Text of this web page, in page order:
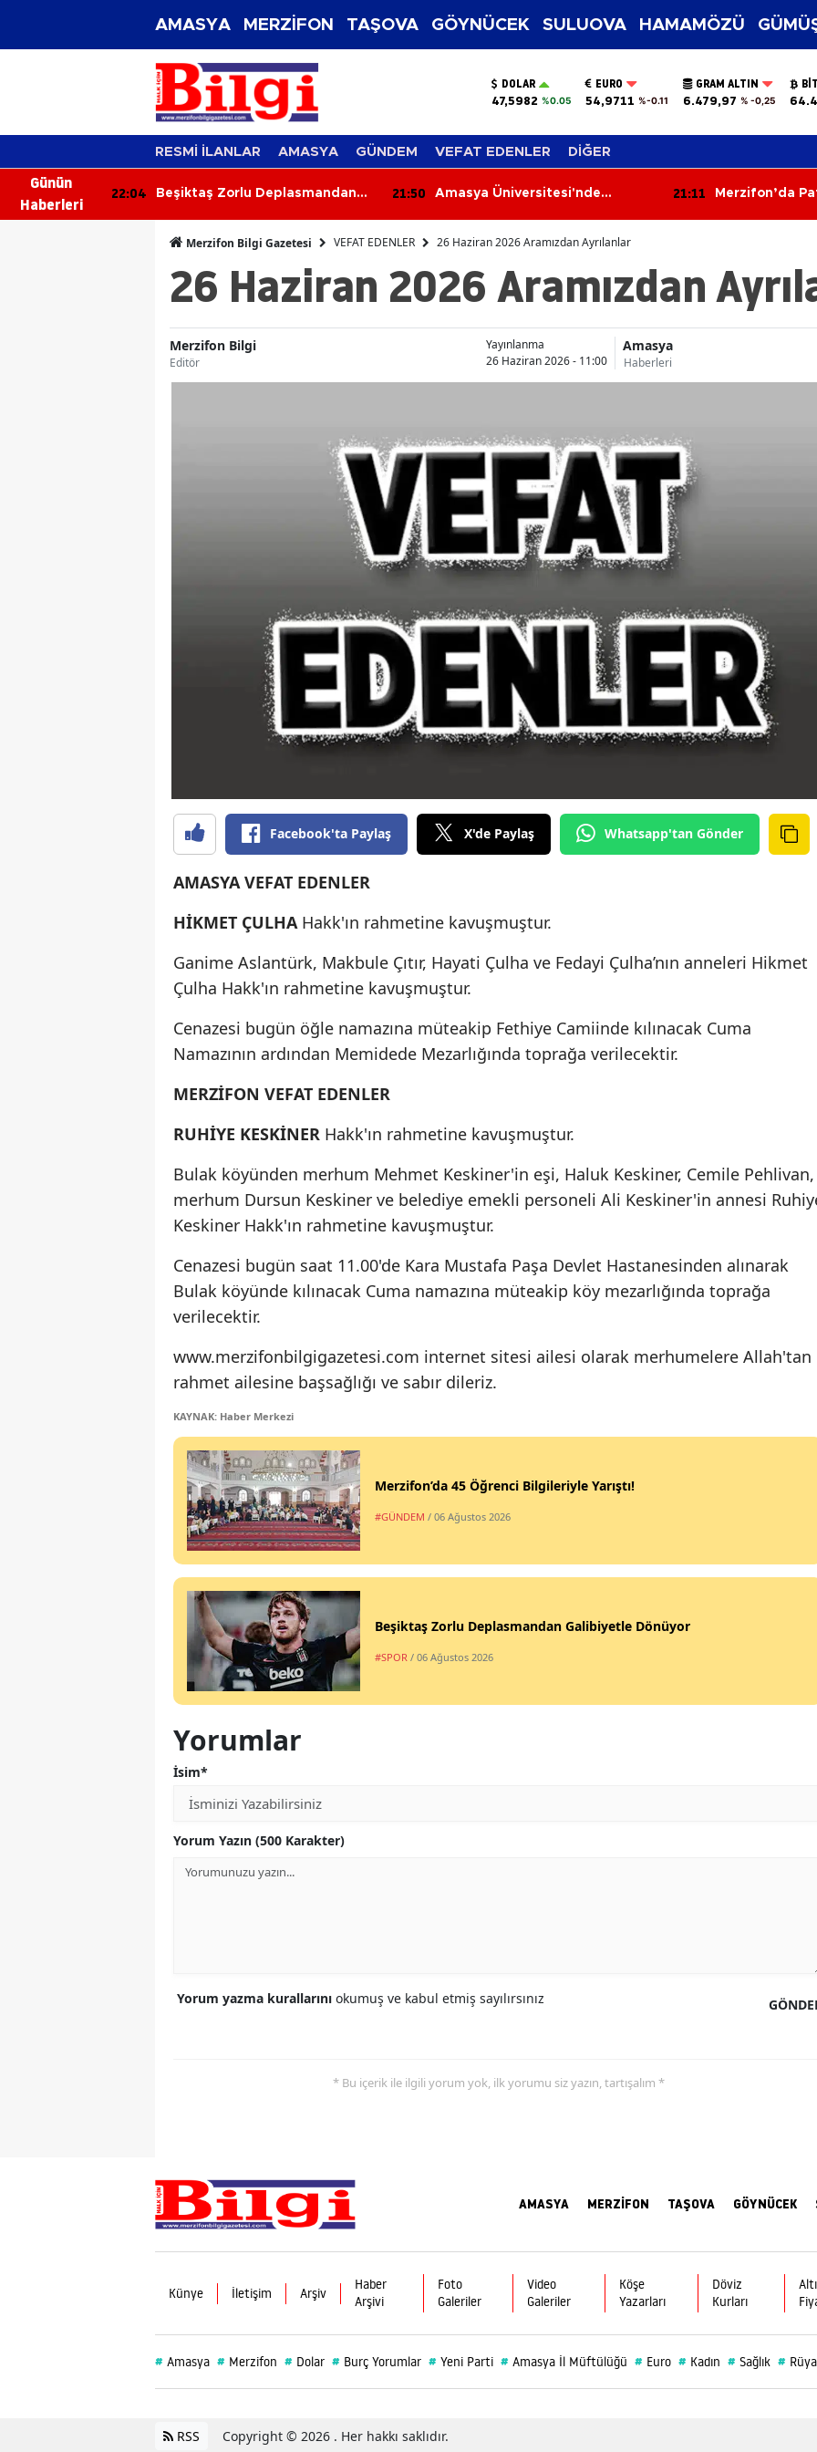
AMASYA MERZİFON TAŞOVA GÖYNÜCEK SULUOVA HAMAMÖZÜ
DOLAR
47,5982 %0.05
EURO
54,9711 %-0.11
GRAM ALTIN
6.479,97 % -0,25
RESMİ İLANLAR AMASYA GÜNDEM VEFAT EDENLER DİĞER
Günün
Haberleri
22:04
Beşiktaş Zorlu Deplasmandan
21:50
Amasya Üniversitesi'nde
21:11
Merzifon’da
Merzifon Bilgi Gazetesi VEFAT EDENLER 26 Haziran 2026 Aramızdan Ayrılanlar
26 Haziran 2026 Aramızdan
Merzifon Bilgi
Editör
Yayınlanma
26 Haziran 2026 - 11:00
Amasya
Haberleri
Facebook'ta Paylaş X'de Paylaş Whatsapp'tan Gönder
AMASYA VEFAT EDENLER
HİKMET ÇULHAHakk'ın rahmetine kavuşmuştur.
Ganime Aslantürk, Makbule Çıtır, Hayati Çulha ve Fedayi Çulha’nın anneleri Hikmet
Çulha Hakk'ın rahmetine kavuşmuştur.
Cenazesi bugün öğle namazına müteakip Fethiye Camiinde kılınacak Cuma
Namazının ardından Memidede Mezarlığında toprağa verilecektir.
MERZİFON VEFAT EDENLER
RUHİYE KESKİNER Hakk'ın rahmetine kavuşmuştur.
Bulak köyünden merhum Mehmet Keskiner'in eşi, Haluk Keskiner, Cemile Pehlivan,
merhum Dursun Keskiner ve belediye emekli personeli Ali Keskiner'in annesi
Keskiner Hakk'ın rahmetine kavuşmuştur.
Cenazesi bugün saat 11.00'de Kara Mustafa Paşa Devlet Hastanesinden alınarak
Bulak köyünde kılınacak Cuma namazına müteakip köy mezarlığında toprağa
verilecektir.
www.merzifonbilgigazetesi.com internet sitesi ailesi olarak merhumelere Allah'tan
rahmet ailesine başsağlığı ve sabır dileriz.
KAYNAK: Haber Merkezi
Merzifon’da 45 Öğrenci Bilgileriyle Yarıştı!
#GÜNDEM / 06 Ağustos 2026
Beşiktaş Zorlu Deplasmandan Galibiyetle Dönüyor
#SPOR / 06 Ağustos 2026
Yorumlar
İsim*
Yorum Yazın (500 Karakter)
Yorum yazma kurallarını okumuş ve kabul etmiş sayılırsınız
* Bu içerik ile ilgili yorum yok, ilk yorumu siz yazın, tartışalım *
AMASYA MERZİFON TAŞOVA GÖYNÜCEK
Künye İletişim Arşiv
Haber
Arşivi
Foto
Galeriler
Video
Galeriler
Köşe
Yazarları
Döviz
Kurları
# Amasya # Merzifon # Dolar # Burç Yorumlar # Yeni Parti # Amasya İl Müftülüğü # Euro # Kadın # Sağlık # Rüya
RSS Copyright © 2026 . Her hakkı saklıdır.